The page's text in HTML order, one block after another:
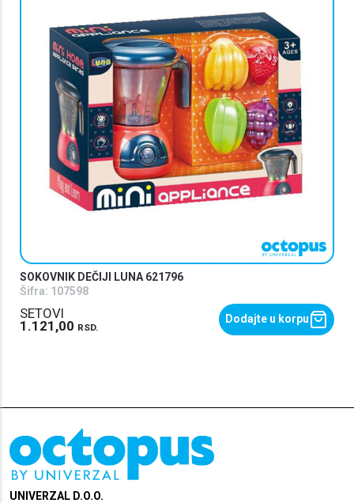
SOKOVNIK DEČIJI LUNA 621796
Šifra: 107598
SETOVI
1.121,00 RSD.
Dodajte u korpu
UNIVERZAL D.O.O.